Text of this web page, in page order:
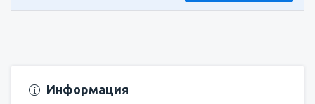
изУргенч, Urgench Airport (UGC)
Информация